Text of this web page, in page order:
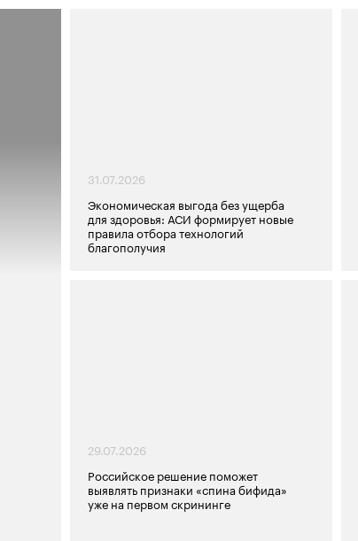
31.07.2026
Экономическая выгода без ущерба
для здоровья: АСИ формирует новые
правила отбора технологий
благополучия
29.07.2026
Российское решение поможет
выявлять признаки «спина бифида»
уже на первом скрининге